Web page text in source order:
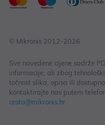
© Mikronis 2012-2026
Sve navedene cijene sadrže
informacije, ali zbog
točnost slika, opisa ili
kontaktirajte nas putem
cesta@mikronis.hr